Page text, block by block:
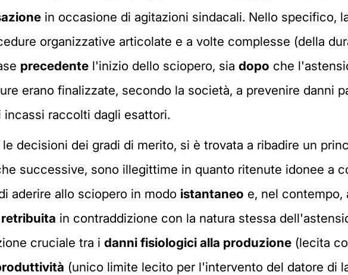
in occasione di agitazioni sindacali. Nello specifico,
organizzative articolate e a volte complesse (della
precedente l'inizio dello sciopero, sia dopo che
erano finalizzate, secondo la società, a prevenire danni
raccolti dagli esattori.
decisioni dei gradi di merito, si è trovata a ribadire un
successive, sono illegittime in quanto ritenute idonee a
aderire allo sciopero in modo istantaneo e, nel contempo,
in contraddizione con la natura stessa
cruciale tra i danni fisiologici alla produzione (lecita
(unico limite lecito per l'intervento del datore di